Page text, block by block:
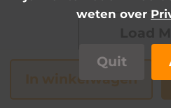
In winkelwagen
weten over
Quit